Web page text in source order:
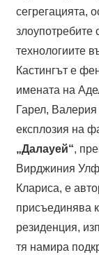
сегрегацията,
злоупотребите
технологиите
Кастингът е
имената на
Гарел,
експлозия на
„Далауей“,
Вирджиния
Клариса, е
присъединява
резиденция,
тя намира